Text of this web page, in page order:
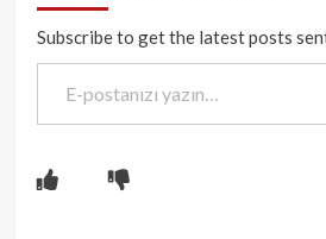
Subscribe to get the latest posts
E-postanızı yazın…